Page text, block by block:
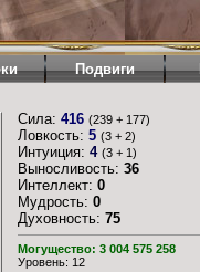
Подвиги
Сила: 416 (239 + 177)
Ловкость: 5 (3 + 2)
Интуиция: 4 (3 + 1)
Выносливость: 36
Интеллект: 0
Мудрость: 0
Духовность: 75
Могущество: 3 004 575 258
Уровень: 12